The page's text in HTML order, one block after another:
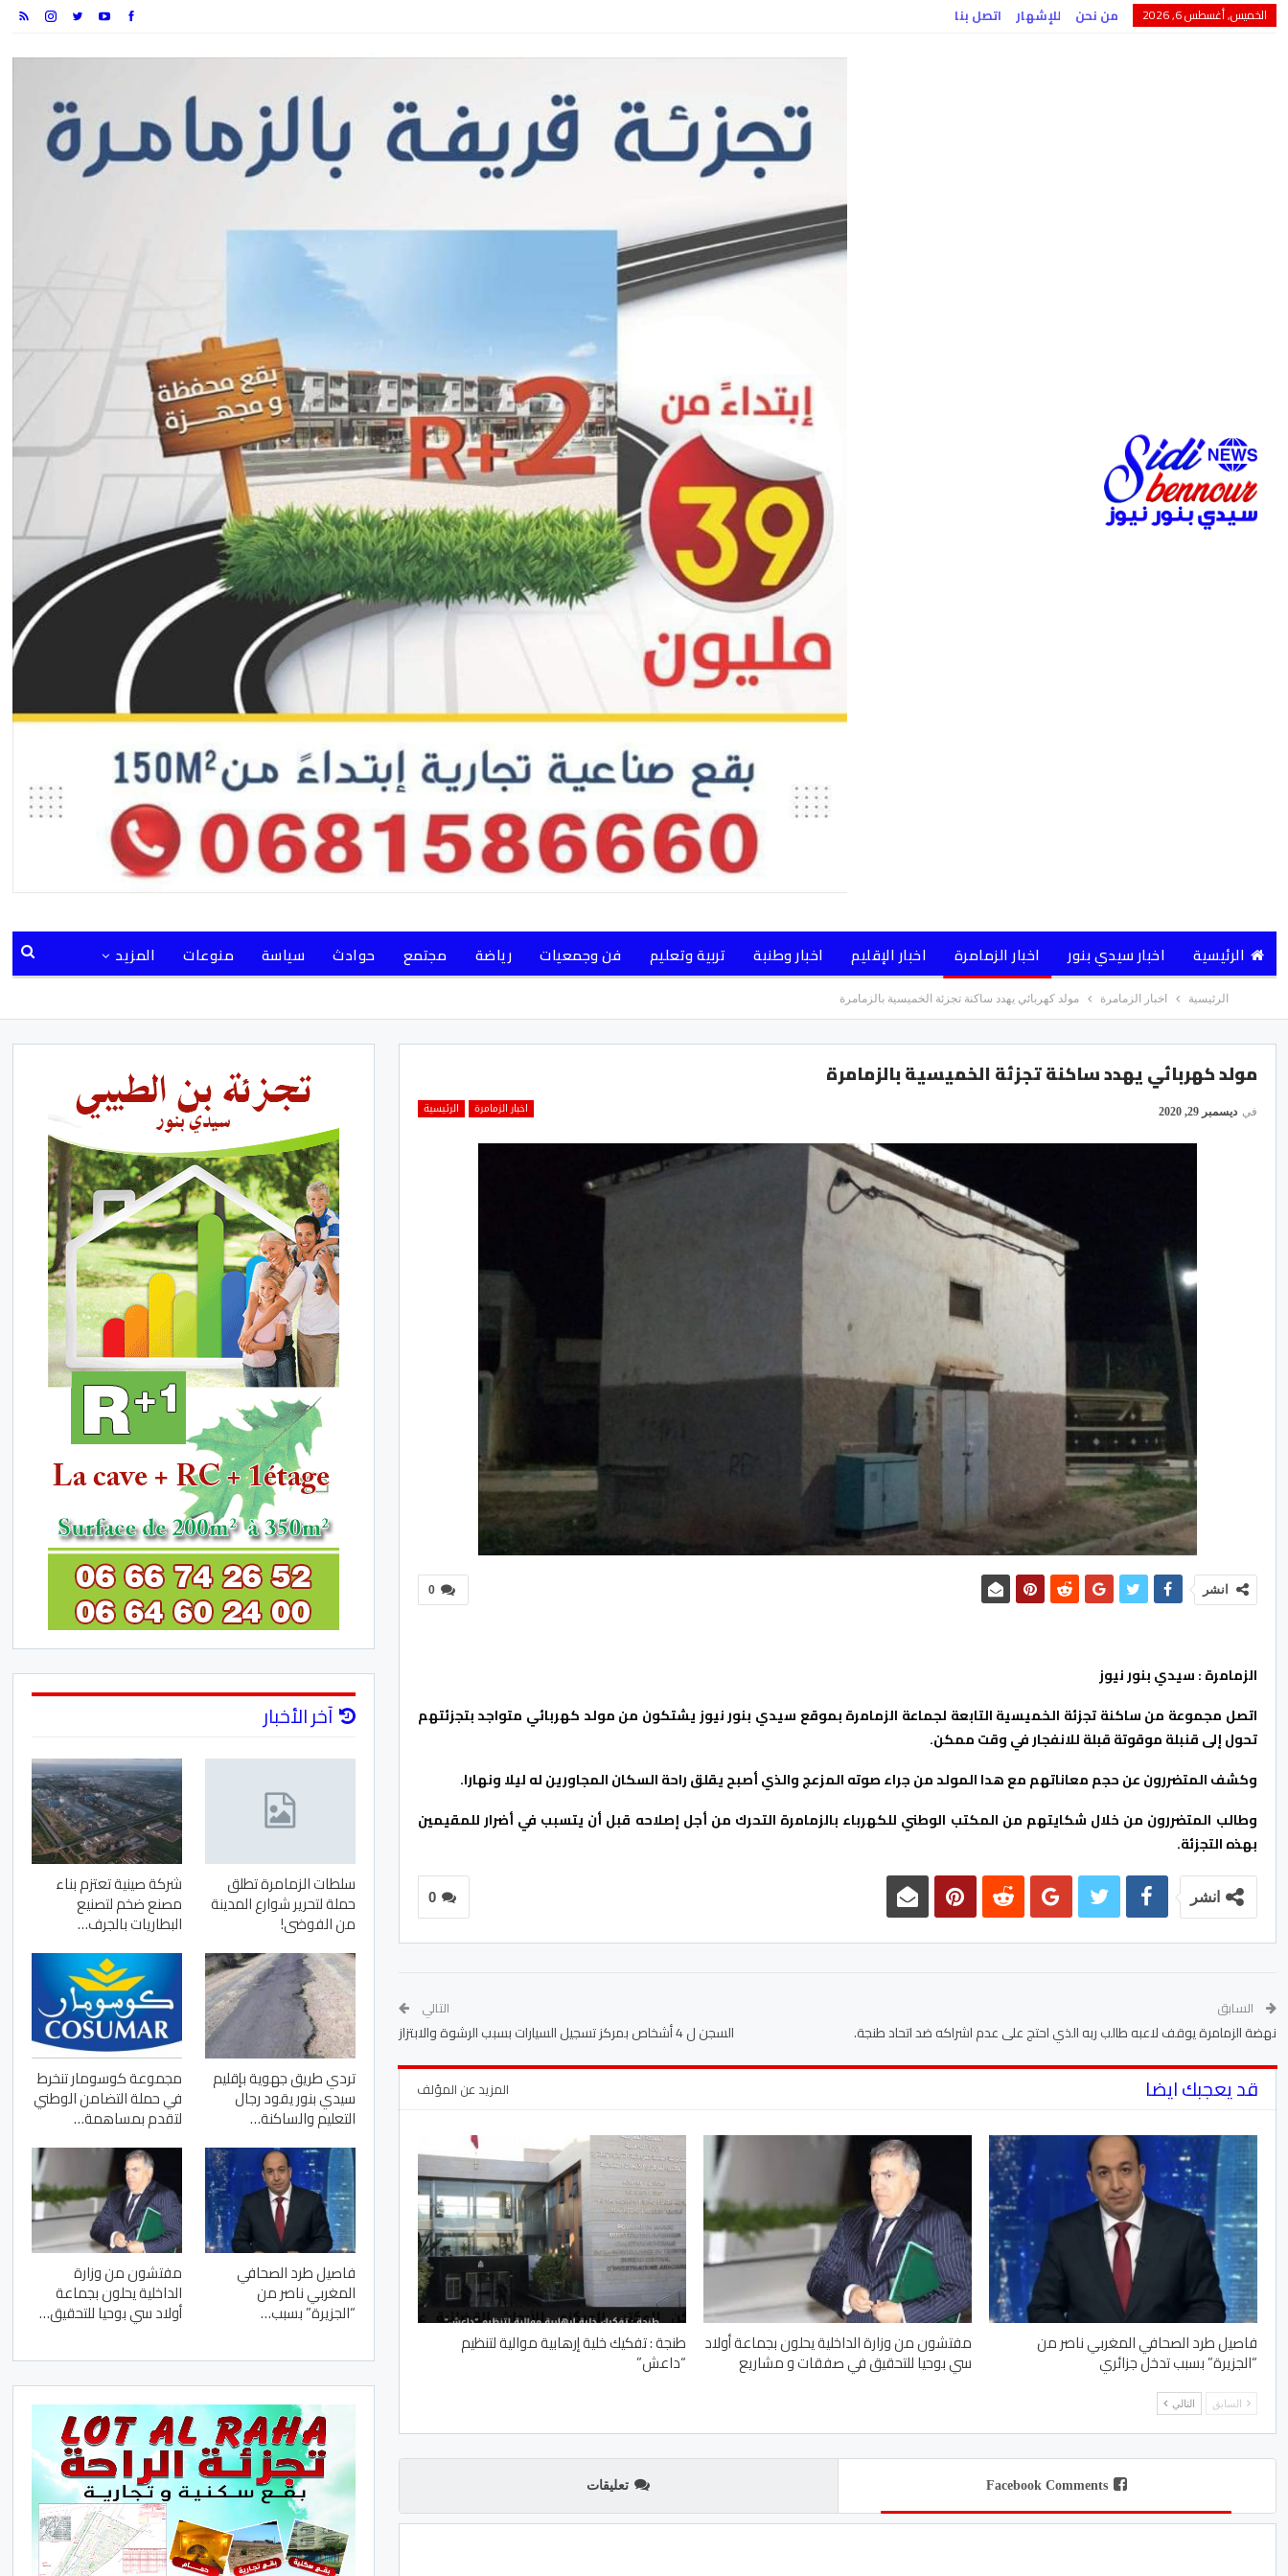
الخميس, أغسطس 6, 2026 من نحن للإشهار اتصل بنا
الرئيسية اخبار سيدي بنور اخبار الزمامرة اخبار الإقليم اخبار وطنبة تربية وتعليم فن وجمعيات رياضة مجتمع حوادث سياسة منوعات المزيد
الرئيسية اخبار الزمامرة مولد كهربائي يهدد ساكنة تجزئة الخميسية بالزمامرة
مولد كهربائي يهدد ساكنة تجزئة الخميسية بالزمامرة
اخبار الزمامرة الرئيسية في ديسمبر 29, 2020
0 انشر
الزمامرة : سيدي بنور نيوز
اتصل مجموعة من ساكنة تجزئة الخميسية التابعة لجماعة الزمامرة بموقع سيدي بنور نيوز يشتكون من مولد كهربائي متواجد بتجزئتهم
تحول إلى قنبلة موقوتة قبلة للانفجار في وقت ممكن.
وكشف المتضررون عن حجم معاناتهم مع هدا المولد من جراء صوته المزعج والذي أصبح يقلق راحة السكان المجاورين له ليلا ونهارا.
وطالب المتضررون من خلال شكايتهم من المكتب الوطني للكهرباء بالزمامرة التحرك من أجل إصلاحه قبل أن يتسبب في أضرار للمقيمين
بهذه التجزئة.
0 انشر
السابق
نهضة الزمامرة يوقف لاعبه طالب ربه الذي احتج على عدم اشراكه ضد اتحاد طنجة.
التالي
السجن ل 4 أشخاص بمركز تسجيل السيارات بسبب الرشوة والابتزاز
قد يعجبك ايضا المزيد عن المؤلف
فاصيل طرد الصحافي المغربي ناصر من
“الجزيرة” بسبب تدخل جزائري
مفتشون من وزارة الداخلية يحلون بجماعة أولاد
سي بوحيا للتحقيق في صفقات و مشاريع
طنجة : تفكيك خلية إرهابية موالية لتنظيم
“داعش”
السابق التالي
Facebook Comments تعليقات
آخر الأخبار
سلطات الزمامرة تطلق
حملة لتحرير شوارع المدينة
من الفوضى!
شركة صينية تعتزم بناء
مصنع ضخم لتصنيع
البطاريات بالجرف…
تردي طريق جهوية بإقليم
سيدي بنور يقود رجال
التعليم والساكنة…
مجموعة كوسومار تنخرط
في حملة التضامن الوطني
لتقدم بمساهمة…
فاصيل طرد الصحافي
المغربي ناصر من
“الجزيرة” بسبب…
مفتشون من وزارة
الداخلية يحلون بجماعة
أولاد سي بوحيا للتحقيق…